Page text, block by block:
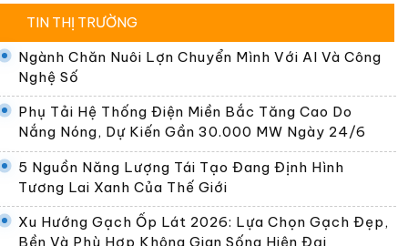
TIN THỊ TRƯỜNG
Ngành Chăn Nuôi Lợn Chuyển Mình Với AI Và Công
Nghệ Số
Phụ Tải Hệ Thống Điện Miền Bắc Tăng Cao Do
Nắng Nóng, Dự Kiến Gần 30.000 MW Ngày 24/6
5 Nguồn Năng Lượng Tái Tạo Đang Định Hình
Tương Lai Xanh Của Thế Giới
Xu Hướng Gạch Ốp Lát 2026: Lựa Chọn Gạch Đẹp,
Bền Và Phù Hợp Không Gian Sống Hiện Đại